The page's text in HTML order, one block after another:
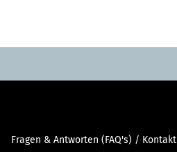
Fragen & Antworten (FAQ's) / Kontakt